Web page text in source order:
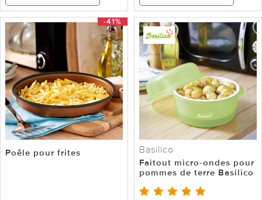
-41%
Poêle pour frites Basilico
Faitout micro-ondes pour
pommes de terre Basilico